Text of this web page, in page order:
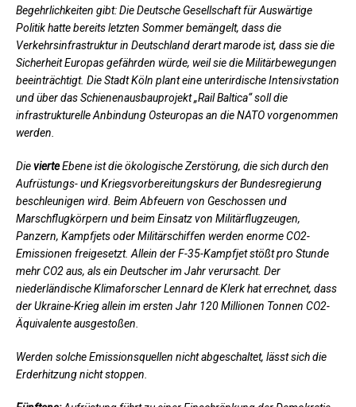
Begehrlichkeiten gibt: Die Deutsche Gesellschaft für Auswärtige
Politik hatte bereits letzten Sommer bemängelt, dass die
Verkehrsinfrastruktur in Deutschland derart marode ist, dass sie die
Sicherheit Europas gefährden würde, weil sie die Militärbewegungen
beeinträchtigt. Die Stadt Köln plant eine unterirdische Intensivstation
und über das Schienenausbauprojekt „Rail Baltica“ soll die
infrastrukturelle Anbindung Osteuropas an die NATO vorgenommen
werden.
DievierteEbene ist die ökologische Zerstörung, die sich durch den
Aufrüstungs- und Kriegsvorbereitungskurs der Bundesregierung
beschleunigen wird. Beim Abfeuern von Geschossen und
Marschflugkörpern und beim Einsatz von Militärflugzeugen,
Panzern, Kampfjets oder Militärschiffen werden enorme CO2-
Emissionen freigesetzt. Allein der F-35-Kampfjet stößt pro Stunde
mehr CO2 aus, als ein Deutscher im Jahr verursacht. Der
niederländische Klimaforscher Lennard de Klerk hat errechnet, dass
der Ukraine-Krieg allein im ersten Jahr 120 Millionen Tonnen CO2-
Äquivalente ausgestoßen.
Werden solche Emissionsquellen nicht abgeschaltet, lässt sich die
Erderhitzung nicht stoppen.